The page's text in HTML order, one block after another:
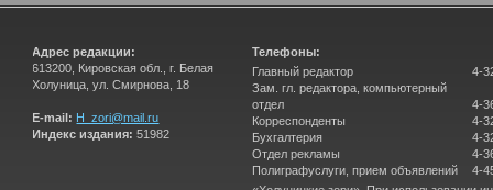
Адрес редакции:
613200, Кировская обл., г. Белая
Холуница, ул. Смирнова, 18
E-mail: H_zori@mail.ru
Индекс издания: 51982
Телефоны:
Главный редактор
Зам. гл. редактора, компьютерный
отдел
Корреспонденты
Бухгалтерия
Отдел рекламы
Полиграфуслуги, прием объявлений
4-
4-
4-
4-
4-
4-